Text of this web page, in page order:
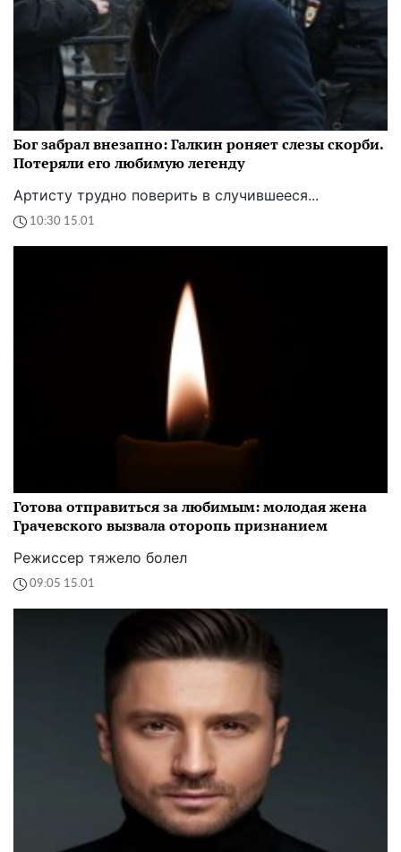
Бог забрал внезапно: Галкин роняет слезы скорби.
Потеряли его любимую легенду
Артисту трудно поверить в случившееся...
10:30 15.01
Готова отправиться за любимым: молодая жена
Грачевского вызвала оторопь признанием
Режиссер тяжело болел
09:05 15.01